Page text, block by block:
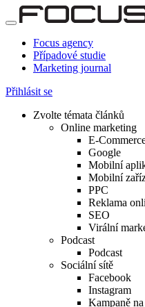
Focus agency
Případové studie
Marketing journal
Přihlásit se
Zvolte témata článků
Online marketing
E-
Google
Mobilní
Mobilní
PPC
Reklama
SEO
Virální
Podcast
Podcast
Sociální sítě
Facebook
Instagram
Kampaně